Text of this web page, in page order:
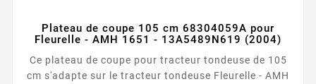
Plateau de coupe 105 cm 68304059A pour
Fleurelle - AMH 1651 - 13A5489N619 (2004)
Ce plateau de coupe pour tracteur tondeuse de 105
cm s'adapte sur le tracteur tondeuse Fleurelle - AMH